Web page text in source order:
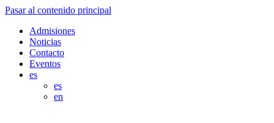
Pasar al contenido principal
Admisiones
Noticias
Contacto
Eventos
es
es
en